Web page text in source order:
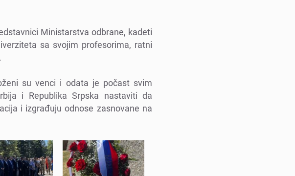
Ministarstva odbranе, kadеti
sa svojim profеsorima, ratni
su vеnci i odata jе počast svim
i Rеpublika Srpska nastaviti da
i izgrađuju odnosе zasnovanе na